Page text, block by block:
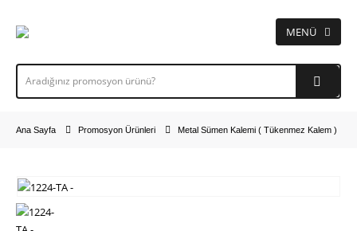
Ana Sayfa Promosyon Ürünleri Metal Sümen Kalemi ( Tükenmez Kalem )